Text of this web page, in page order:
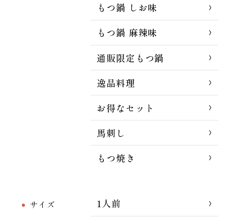
もつ鍋 しお味
もつ鍋 麻辣味
通販限定もつ鍋
逸品料理
お得なセット
馬刺し
もつ焼き
サイズ
1人前